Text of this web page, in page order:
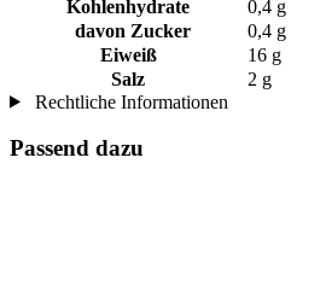
Kohlenhydrate
0,4 g
davon Zucker
0,4 g
Eiweiß
16 g
Salz
2 g
Rechtliche Informationen
Passend dazu